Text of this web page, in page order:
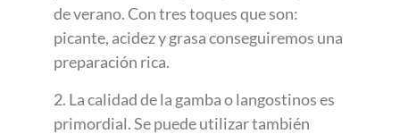
de verano. Con tres toques que son:
picante, acidez y grasa conseguiremos una
preparación rica.
2. La calidad de la gamba o langostinos es
primordial. Se puede utilizar también